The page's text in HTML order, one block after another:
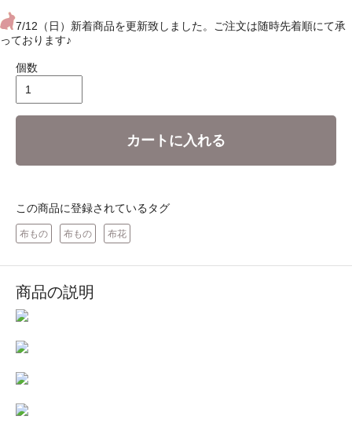
7/12（日）新着商品を更新致しました。ご注文は随時先着順にて承
っております♪
個数
カートに入れる
この商品に登録されているタグ
布もの 布もの 布花
商品の説明